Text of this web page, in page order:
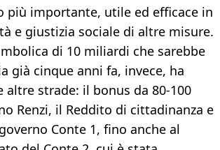
più importante, utile ed efficace in
e giustizia sociale di altre misure.
di 10 miliardi che sarebbe
già cinque anni fa, invece, ha
altre strade: il bonus da 80-100
Renzi, il Reddito di cittadinanza e
Conte 1, fino anche al